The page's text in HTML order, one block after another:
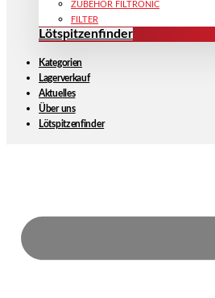
ZUBEHÖR FILTRONIC
FILTER
Lötspitzenfinder
Kategorien
Lagerverkauf
Aktuelles
Über uns
Lötspitzenfinder